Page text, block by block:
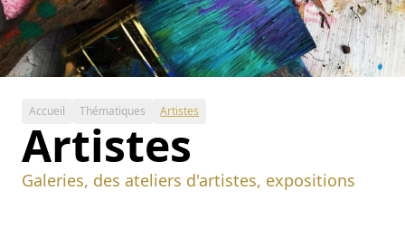
Accueil Thématiques Artistes
Artistes
Galeries, des ateliers d'artistes, expositions